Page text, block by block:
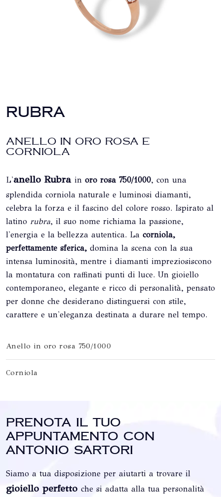
RUBRA
ANELLO IN ORO ROSA E
CORNIOLA
L'anello Rubra in oro rosa 750/1000, con una
splendida corniola naturale e luminosi diamanti,
celebra la forza e il fascino del colore rosso. Ispirato al
latino rubra, il suo nome richiama la passione,
l'energia e la bellezza autentica. La corniola,
perfettamente sferica, domina la scena con la sua
intensa luminosità, mentre i diamanti impreziosiscono
la montatura con raffinati punti di luce. Un gioiello
contemporaneo, elegante e ricco di personalità, pensato
per donne che desiderano distinguersi con stile,
carattere e un'eleganza destinata a durare nel tempo.
Anello in oro rosa 750/1000
Corniola
Prenota il tuo
appuntamento con
Antonio Sartori
Siamo a tua disposizione per aiutarti a trovare il
gioiello perfetto che si adatta alla tua personalità